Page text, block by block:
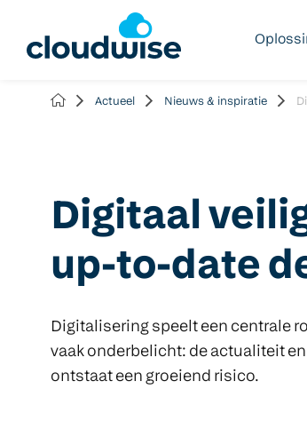
Actueel Nieuws & inspiratie
Digitaal
up-to-date
Digitalisering speelt een centrale
vaak onderbelicht: de actualiteit
ontstaat een groeiend risico.